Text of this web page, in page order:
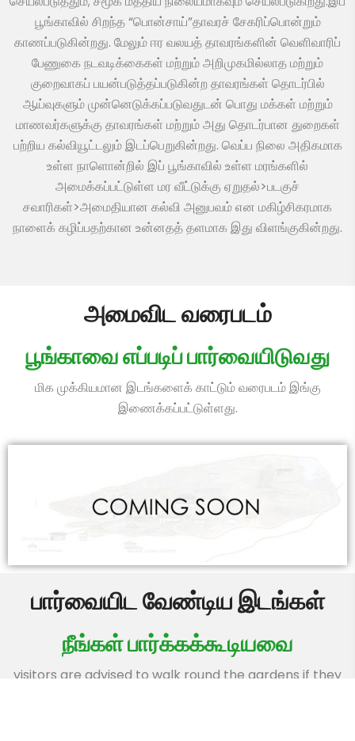
பூங்காவில் சிறந்த “பொன்சாய்”தாவரச் சேகரிப்பொன்றும்
காணப்படுகின்றது. மேலும் ஈர வலயத் தாவரங்களின் வெளிவாரிப்
பேணுகை நடவடிக்கைகள் மற்றும் அறிமுகமில்லாத மற்றும்
குறைவாகப் பயன்படுத்தப்படுகின்ற தாவரங்கள் தொடர்பில்
ஆய்வுகளும் முன்னெடுக்கப்படுவதுடன் பொது மக்கள் மற்றும்
மாணவர்களுக்கு தாவரங்கள் மற்றும் அது தொடர்பான துறைகள்
பற்றிய கல்வியூட்டலும் இடப்பெறுகின்றது. வெப்ப நிலை அதிகமாக
உள்ள நாளொன்றில் இப் பூங்காவில் உள்ள மரங்களில்
அமைக்கப்பட்டுள்ள மர வீட்டுக்கு ஏறுதல்>படகுச்
சவாரிகள்>அமைதியான கல்வி அனுபவம் என மகிழ்சிகரமாக
நாளைக் கழிப்பதற்கான உன்னதத் தளமாக இது விளங்குகின்றது.
அமைவிட வரைபடம்
பூங்காவை எப்படிப் பார்வையிடுவது
மிக முக்கியமான இடங்களைக் காட்டும் வரைபடம் இங்கு
இணைக்கப்பட்டுள்ளது.
பார்வையிட வேண்டிய இடங்கள்
நீங்கள் பார்க்கக்கூடியவை
visitors are advised to walk round the gardens if they